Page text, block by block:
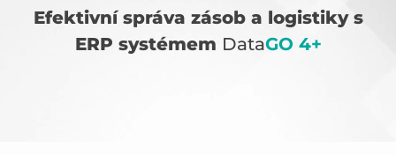
Efektivní správa zásob a logistiky s
ERP systémem DataGO 4+